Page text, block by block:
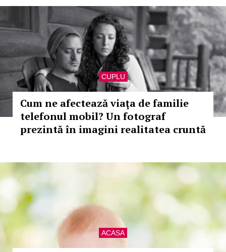
CUPLU
Cum ne afectează viaţa de familie
telefonul mobil? Un fotograf
prezintă în imagini realitatea cruntă
ACASA